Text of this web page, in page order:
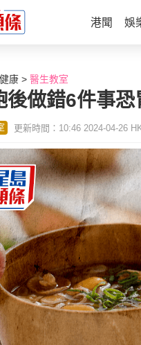
港聞 娛
健康 醫生教室
後做錯6件事
更新時間：10:46 2024-04-26